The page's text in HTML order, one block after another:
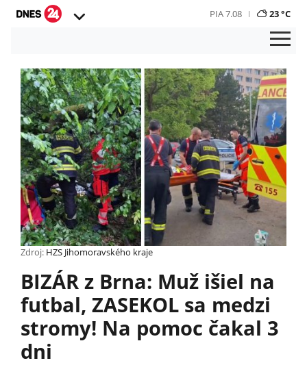
PIA 7.08 23 °C
Zdroj: HZS Jihomoravského kraje
BIZÁR z Brna: Muž išiel na
futbal, ZASEKOL sa medzi
stromy! Na pomoc čakal 3
dni